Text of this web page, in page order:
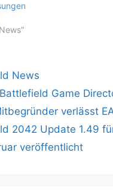
News
Game
verlässt
2042 Update 1.49
veröffentlicht